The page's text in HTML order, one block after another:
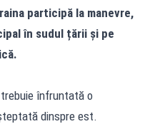
participă la manevre,
în sudul țării și pe
înfruntată o
dinspre est.